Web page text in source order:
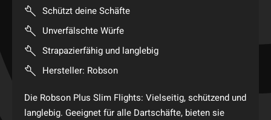
Schützt deine Schäfte
Unverfälschte Würfe
Strapazierfähig und langlebig
Hersteller: Robson
Die Robson Plus Slim Flights: Vielseitig, schützend und
langlebig. Geeignet für alle Dartschäfte, bieten sie